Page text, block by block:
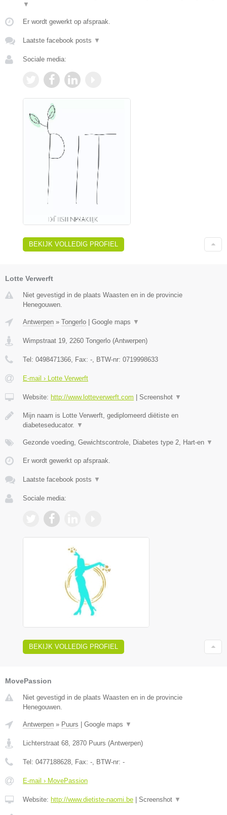
▼
Er wordt gewerkt op afspraak.
Laatste facebook posts ▼
Sociale media:
BEKIJK VOLLEDIG PROFIEL
Lotte Verwerft
Niet gevestigd in de plaats Waasten en in de provincie
Henegouwen.
Antwerpen » Tongerlo Google maps ▼
Wimpstraat 19 2260 Tongerlo (Antwerpen)
Tel: 0498471366 , Fax: - , BTW-nr: 0719998633
E-mail › Lotte Verwerft
Website: http://www.lotteverwerft.com Screenshot ▼
Mijn naam is Lotte Verwerft, gediplomeerd diëtiste en
diabeteseducator.
▼
Gezonde voeding, Gewichtscontrole, Diabetes type 2, Hart-en ▼
Er wordt gewerkt op afspraak.
Laatste facebook posts ▼
Sociale media:
BEKIJK VOLLEDIG PROFIEL
MovePassion
Niet gevestigd in de plaats Waasten en in de provincie
Henegouwen.
Antwerpen » Puurs Google maps ▼
Lichterstraat 68, 2870 Puurs (Antwerpen)
Tel: 0477188628, Fax: -, BTW-nr: -
E-mail › MovePassion
Website: http://www.dietiste-naomi.be Screenshot ▼